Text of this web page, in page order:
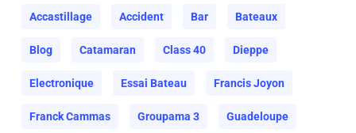
Accastillage Accident Bar Bateaux
Blog Catamaran Class 40 Dieppe
Electronique Essai Bateau Francis Joyon
Franck Cammas Groupama 3 Guadeloupe